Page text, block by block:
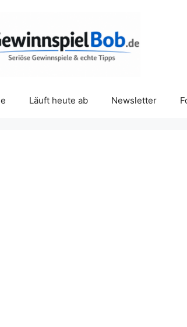
Läuft heute ab Newsletter